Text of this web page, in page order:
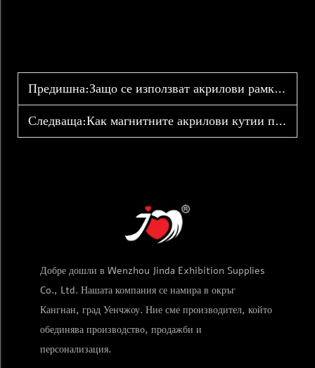
Предишна:Защо се използват акрилови рамки за изложба на запечатани карти
Следваща:Как магнитните акрилови кутии подобряват видимостта на продуктите
Добре дошли в Wenzhou Jinda Exhibition Supplies
Co., Ltd. Нашата компания се намира в окръг
Кангнан, град Уенчжоу. Ние сме производител, който
обединява производство, продажби и
персонализация.